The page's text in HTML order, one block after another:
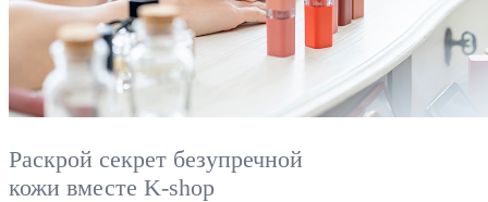
Раскрой секрет безупречной
кожи вместе K-shop